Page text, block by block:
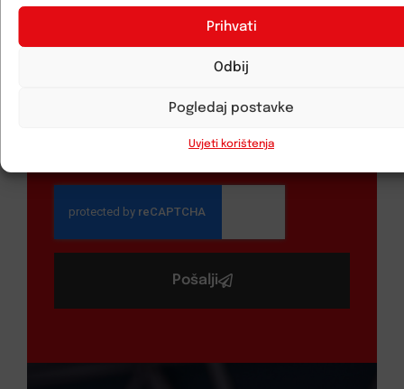
Prihvati
Odbij
Pogledaj postavke
Uvjeti korištenja
Pošalji